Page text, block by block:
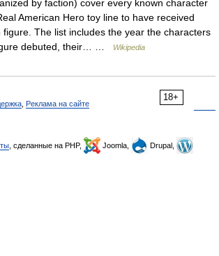
by faction) cover every known character
American Hero toy line to have received
figure. The list includes the year the characters
debuted, their… …
Wikipedia
18+
Реклама на сайте
, сделанные на PHP, Joomla,
Drupal,